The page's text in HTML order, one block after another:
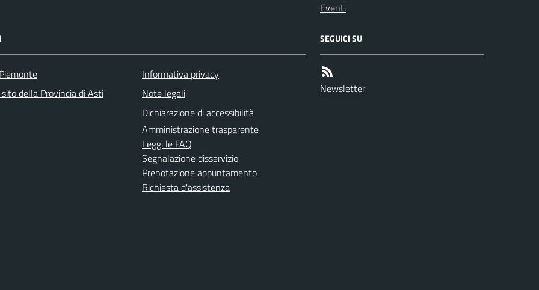
Eventi
della Provincia di Asti
Informativa privacy
Note legali
Dichiarazione di accessibilità
Amministrazione trasparente
Leggi le FAQ
Segnalazione disservizio
Prenotazione appuntamento
Richiesta d'assistenza
SEGUICI SU
Newsletter